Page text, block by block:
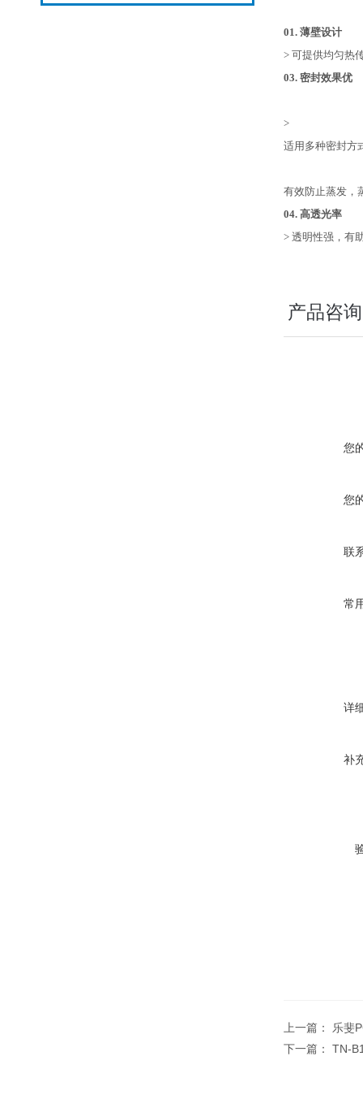
01. 薄壁设计
> 可提供均匀热
03. 密封效果优
>
适用多种密封方
有效防止蒸发，
04. 高透光率
> 透明性强，有
产品咨询
您
您
联
常
详
补
上一篇：
乐斐
下一篇： TN-